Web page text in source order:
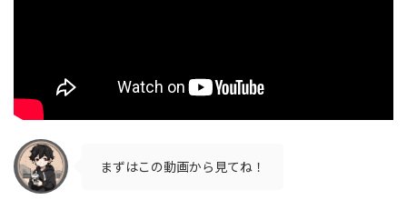
まずはこの動画から見てね！